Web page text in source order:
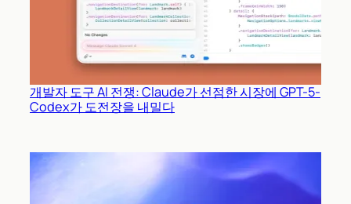
개발자 도구 AI 전쟁: Claude가 선점한 시장에 GPT-5-
Codex가 도전장을 내밀다